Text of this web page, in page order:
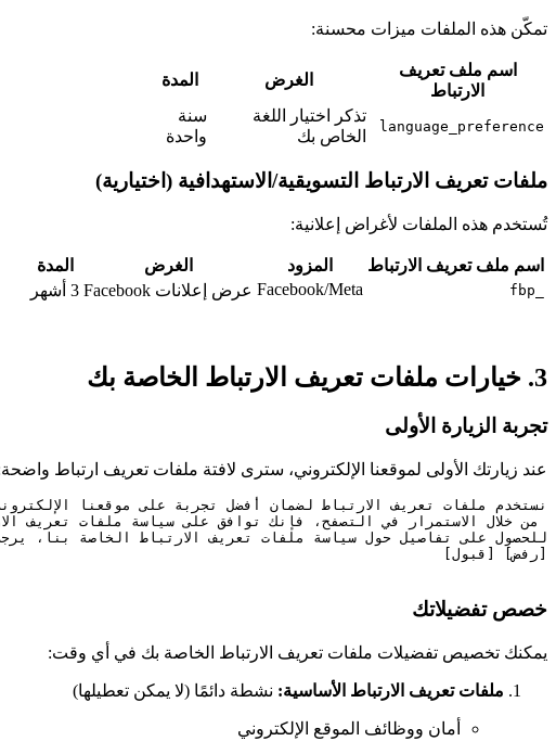
تمكّن هذه الملفات ميزات محسنة:
اسم ملف تعريف
الارتباط
الغرض المدة
language_preference
تذكر اختيار اللغة
الخاص بك
سنة
واحدة
ملفات تعريف الارتباط التسويقية/الاستهدافية (اختيارية)
تُستخدم هذه الملفات لأغراض إعلانية:
اسم ملف تعريف الارتباط المزود الغرض المدة
Facebook/Meta عرض إعلانات Facebook 3 أشهر
3. خيارات ملفات تعريف الارتباط الخاصة بك
تجربة الزيارة الأولى
عند زيارتك الأولى لموقعنا الإلكتروني، سترى لافتة ملفات تعريف ارتباط
خصص تفضيلاتك
يمكنك تخصيص تفضيلات ملفات تعريف الارتباط الخاصة بك في أي وقت:
ملفات تعريف الارتباط الأساسية: نشطة دائمًا (لا يمكن تعطيلها)
أمان ووظائف الموقع الإلكتروني